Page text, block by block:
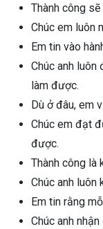
Thành công
Chúc em luôn
Em tin vào
Chúc anh luôn
làm được.
Dù ở đâu, em
Chúc em đạt
được.
Thành công là
Chúc anh
Em tin rằng
Chúc anh